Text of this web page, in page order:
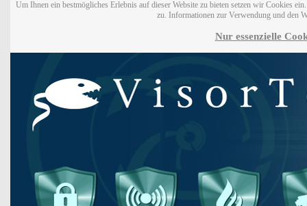
Um Ihnen ein bestmögliches Erlebnis auf dieser Website zu bieten setzen wir Cookies
zu. Informationen zur Verwendung und den
Nur essenzielle